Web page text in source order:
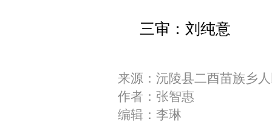
三审：刘纯意
来源：沅陵县二酉苗族乡
作者：张智惠
编辑：李琳